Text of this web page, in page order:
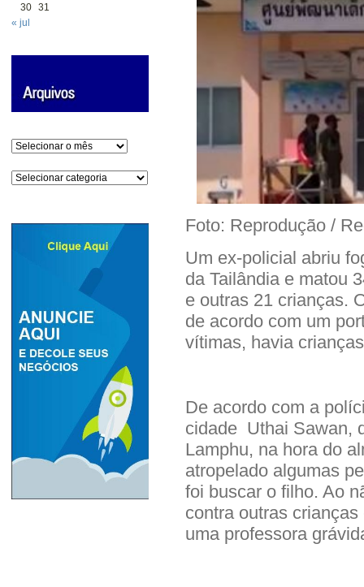
30 31
« jul
Arquivos
Categorias
Foto: Reprodução /
Um ex-policial abriu
da Tailândia e matou
e outras 21 crianças.
de acordo com um
vítimas, havia
De acordo com a
cidade Uthai Sawan,
Lamphu, na hora do
atropelado algumas
foi buscar o filho. Ao
contra outras
uma professora